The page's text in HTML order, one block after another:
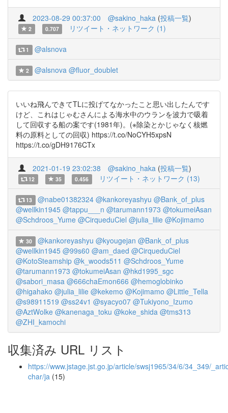
2023-08-29 00:37:00 @sakino_haka (投稿一覧)
2 0.707 リツイート・ネットワーク (1)
1 @alsnova
2 @alsnova @fluor_doublet
いいね飛んできてTLに投げてなかったこと思い出したんです
けど、これはじゃむさんによる海水中のウランを波力で吸着
して回収する船の案です(1981年)。(※除染とかじゃなく核燃
料の原料としての回収) https://t.co/NoCYH5xpsN
https://t.co/gDH9176CTx
2021-01-19 23:02:38 @sakino_haka (投稿一覧)
12 35 0.456 リツイート・ネットワーク (13)
13 @nabe01382324 @kankoreyashyu @Bank_of_plus
@wellkin1945 @tappu___n @tarumann1973 @tokumeiAsan
@Schdroos_Yume @CirqueduCiel @julia_lilie @Kojimamo
30 @kankoreyashyu @kyougejan @Bank_of_plus
@wellkin1945 @99s60 @am_daed @CirqueduCiel
@KotoSteamship @k_woods511 @Schdroos_Yume
@tarumann1973 @tokumeiAsan @hkd1995_sgc
@sabori_masa @666chaEmon666 @hemoglobinko
@higahako @julia_lilie @kekemo @Kojimamo @Little_Tella
@s98911519 @ss24v1 @syacyo07 @Tukiyono_Izumo
@AztWolke @kanenaga_toku @koke_shida @tms313
@ZHI_kamochi
収集済み URL リスト
https://www.jstage.jst.go.jp/article/swsj1965/34/6/34_349/
char/ja (15)